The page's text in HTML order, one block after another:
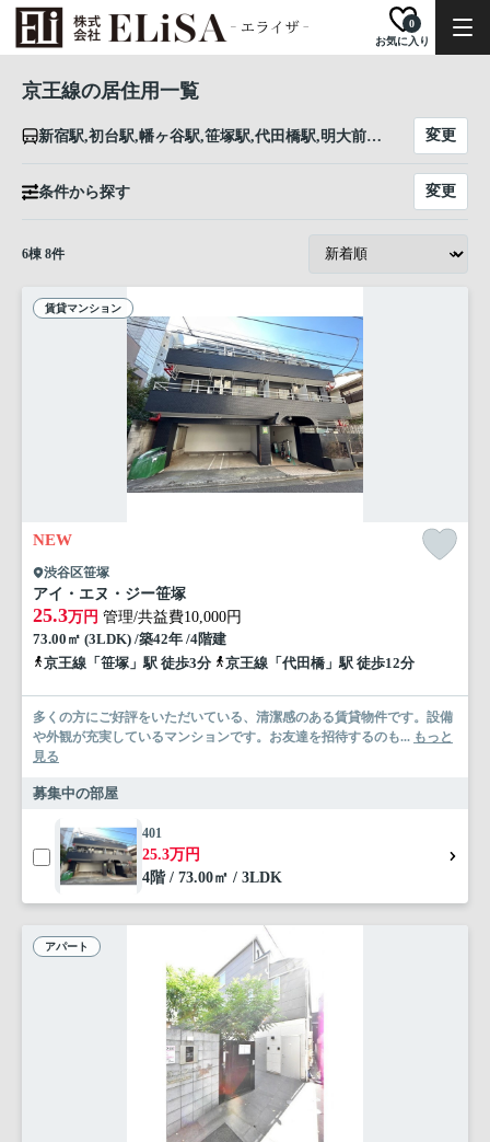
お気に入り
0
京王線の居住用一覧
新宿駅,初台駅,幡ヶ谷駅,笹塚駅,代田橋駅,明大前駅,下高井戸駅,桜上水駅,上北沢駅,八幡山駅,芦花公園駅,千歳烏山駅,仙川駅,つつじヶ丘駅,柴崎駅,国領駅,布田駅,調布駅,西調布駅,飛田給駅,武蔵野台駅,多磨霊園駅,東府中駅,府中競馬正門前駅,府中駅,分倍河原駅,中河原駅,聖蹟桜ヶ丘駅,百草園駅,高幡不動駅,多摩動物公園駅,南平駅,平山城址公園駅,長沼駅,北野駅,京王八王子駅 変更
条件から探す 変更
6棟 8件
賃貸マンション
NEW
渋谷区笹塚
アイ・エヌ・ジー笹塚
25.3万円 管理/共益費10,000円
73.00㎡ (3LDK) /築42年 /4階建
京王線「笹塚」駅 徒歩3分
京王線「代田橋」駅 徒歩12分
多くの方にご好評をいただいている、清潔感のある賃貸物件です。設備
や外観が充実しているマンションです。お友達を招待するのも... もっと
見る
募集中の部屋
401
25.3万円
4階 / 73.00㎡ / 3LDK
アパート